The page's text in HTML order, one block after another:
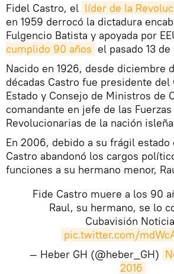
​Fidel Castro, el líder de la
en 1959 derrocó la dictadura
Fulgencio Batista y apoyada por
cumplido 90 años el pasado 13
Nacido en 1926, desde diciembre
décadas Castro fue presidente del
Estado y Consejo de Ministros de
comandante en jefe de las
Revolucionarias de la nación
En 2006, debido a su frágil estado
Castro abandonó los cargos
funciones a su hermano menor,
Fide Castro muere a los 90
Raul, su hermano, se lo
Cubavisión
pic.twitter.com/
— Heber GH (@heber_GH)
2016